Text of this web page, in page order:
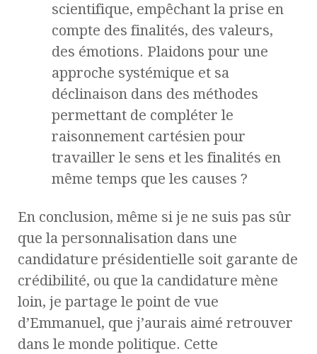
scientifique, empêchant la prise en
compte des finalités, des valeurs,
des émotions. Plaidons pour une
approche systémique et sa
déclinaison dans des méthodes
permettant de compléter le
raisonnement cartésien pour
travailler le sens et les finalités en
même temps que les causes ?
En conclusion, même si je ne suis pas sûr
que la personnalisation dans une
candidature présidentielle soit garante de
crédibilité, ou que la candidature mène
loin, je partage le point de vue
d’Emmanuel, que j’aurais aimé retrouver
dans le monde politique. Cette